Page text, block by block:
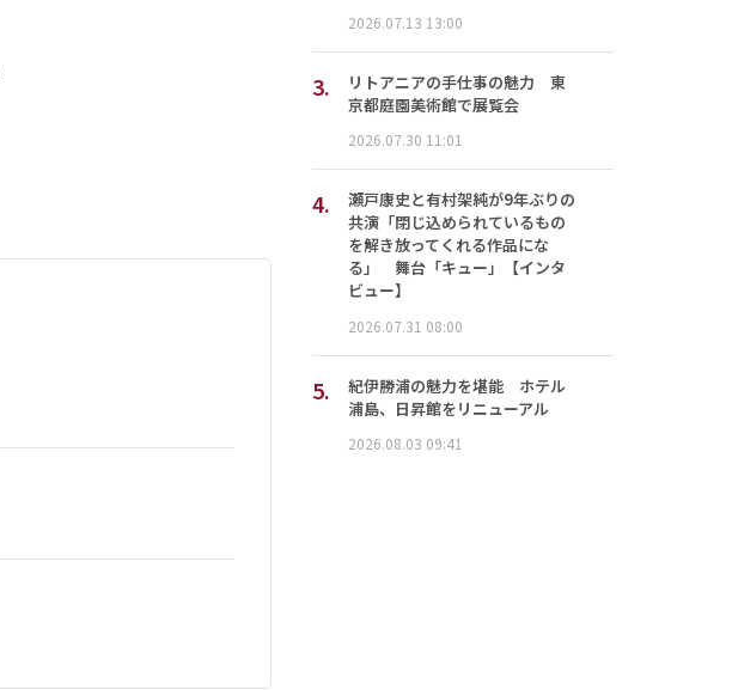
2026.07.13 13:00
3.
リトアニアの手仕事の魅力 東
京都庭園美術館で展覧会
2026.07.30 11:01
4.
瀬戸康史と有村架純が9年ぶりの
共演「閉じ込められているもの
を解き放ってくれる作品にな
る」 舞台「キュー」【インタ
ビュー】
2026.07.31 08:00
5.
紀伊勝浦の魅力を堪能 ホテル
浦島、日昇館をリニューアル
2026.08.03 09:41